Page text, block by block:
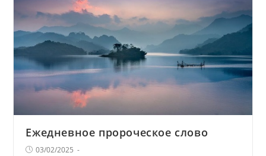
Ежедневное пророческое слово
03/02/2025